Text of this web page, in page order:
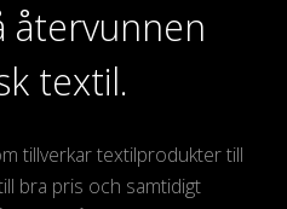
återvunnen
textil.
tillverkar textilprodukter till
bra pris och samtidigt